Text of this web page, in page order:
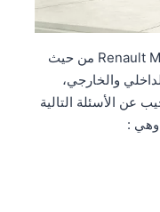
سنتعرف على كافة مواصفات Renault Megane من حيث
والخارجي،
رينو ميجان 2021 وسنجيب عن الأسئلة التالية
وهي :